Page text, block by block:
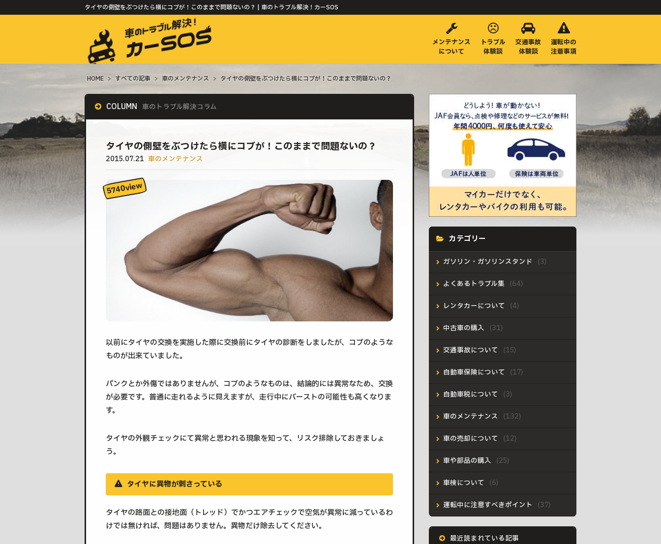
タイヤの側壁をぶつけたら横にコブが！このままで問題ないの？ | 車のトラブル解決！カーSOS
メンテナンス
について
トラブル
体験談
交通事故
体験談
運転中の
注意事項
HOME > すべての記事 > 車のメンテナンス > タイヤの側壁をぶつけたら横にコブが！このままで問題ないの？
COLUMN 車のトラブル解決コラム
タイヤの側壁をぶつけたら横にコブが！このままで問題ないの？
2015.07.21 車のメンテナンス
以前にタイヤの交換を実施した際に交換前にタイヤの診断をしましたが、コブのような
ものが出来ていました。
パンクとか外傷ではありませんが、コブのようなものは、結論的には異常なため、交換
が必要です。普通に走れるように見えますが、走行中にバーストの可能性も高くなりま
す。
タイヤの外観チェックにて異常と思われる現象を知って、リスク排除しておきましょ
う。
タイヤに異物が刺さっている
タイヤの路面との接地面（トレッド）でかつエアチェックで空気が異常に減っているわ
けでは無ければ、問題はありません。異物だけ除去してください。
カテゴリー
ガソリン・ガソリンスタンド
よくあるトラブル集
レンタカーについて
中古車の購入
交通事故について
自動車保険について
自動車税について
車のメンテナンス
車の売却について
車や部品の購入
車検について
運転中に注意すべきポイント
最近読まれている記事